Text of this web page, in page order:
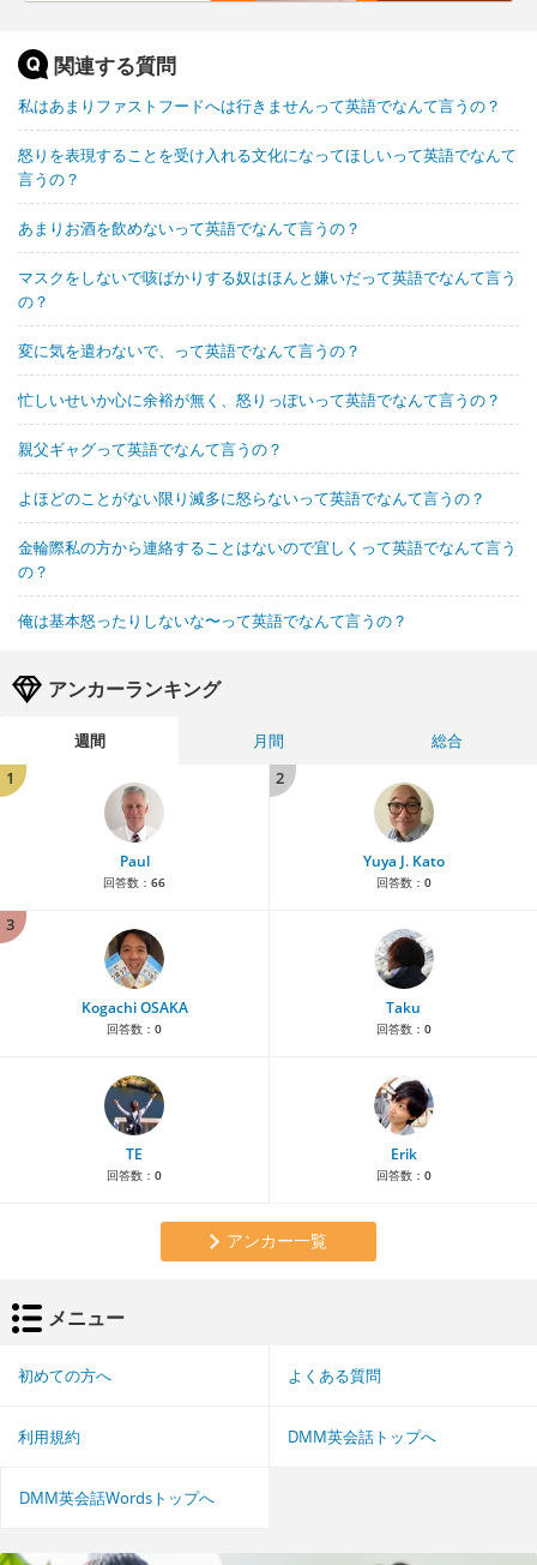
関連する質問
私はあまりファストフードへは行きませんって英語でなんて言うの？
怒りを表現することを受け入れる文化になってほしいって英語でなんて
言うの？
あまりお酒を飲めないって英語でなんて言うの？
マスクをしないで咳ばかりする奴はほんと嫌いだって英語でなんて言う
の？
変に気を遣わないで、って英語でなんて言うの？
忙しいせいか心に余裕が無く、怒りっぽいって英語でなんて言うの？
親父ギャグって英語でなんて言うの？
よほどのことがない限り滅多に怒らないって英語でなんて言うの？
金輪際私の方から連絡することはないので宜しくって英語でなんて言う
の？
俺は基本怒ったりしないな〜って英語でなんて言うの？
アンカーランキング
週間 月間
総合
1
Paul
回答数： 66
2
Yuya J. Kato
回答数： 0
3
Kogachi OSAKA
回答数： 0
Taku
回答数： 0
TE
回答数： 0
Erik
回答数： 0
アンカー一覧
メニュー
初めての方へ よくある質問
利用規約 DMM英会話トップへ
DMM英会話Wordsトップへ